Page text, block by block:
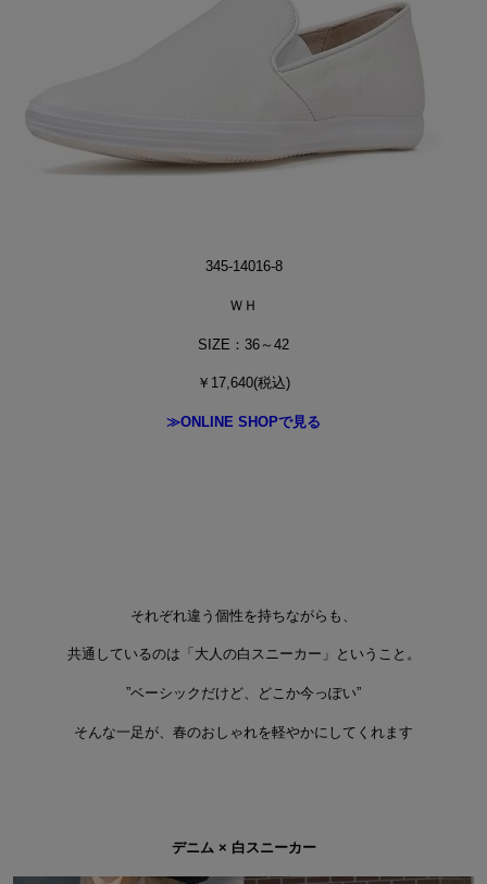
345-14016-8
ＷＨ
SIZE：36～42
￥17,640(税込)
≫ONLINE SHOPで見る
それぞれ違う個性を持ちながらも、
共通しているのは「大人の白スニーカー」ということ。
”ベーシックだけど、どこか今っぽい”
そんな一足が、春のおしゃれを軽やかにしてくれます
デニム × 白スニーカー